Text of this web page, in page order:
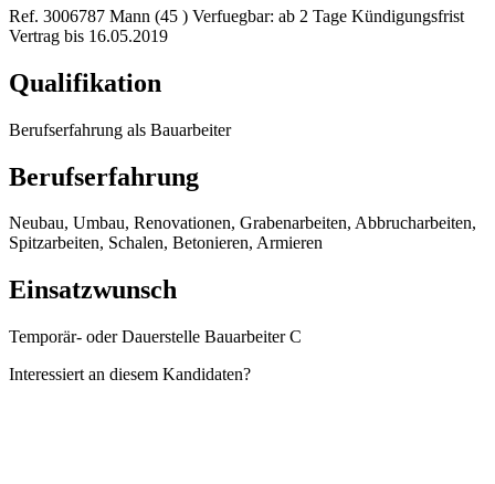
Ref. 3006787 Mann (45 ) Verfuegbar: ab 2 Tage Kündigungsfrist
Vertrag bis 16.05.2019
Qualifikation
Berufserfahrung als Bauarbeiter
Berufserfahrung
Neubau, Umbau, Renovationen, Grabenarbeiten, Abbrucharbeiten,
Spitzarbeiten, Schalen, Betonieren, Armieren
Einsatzwunsch
Temporär- oder Dauerstelle Bauarbeiter C
Interessiert an diesem Kandidaten?